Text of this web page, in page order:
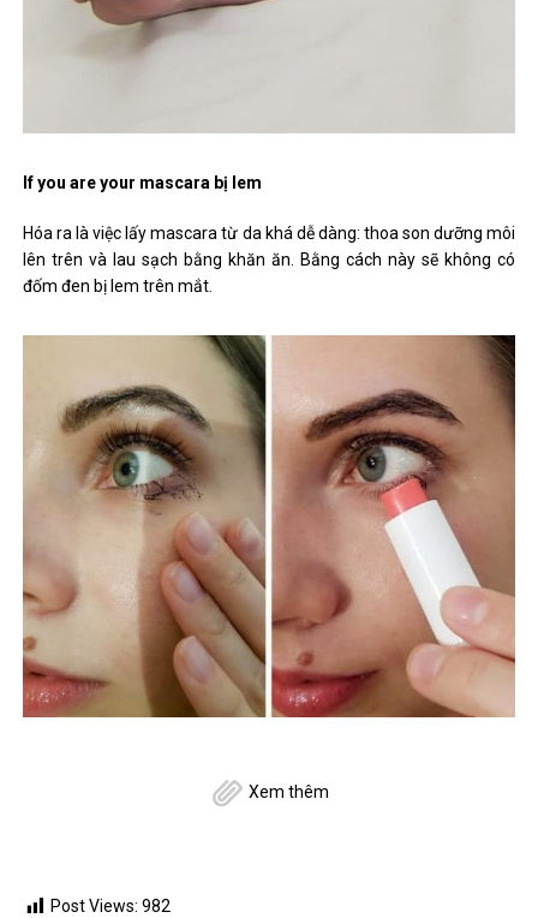
If you are your mascara bị lem
Hóa ra là việc lấy mascara từ da khá dễ dàng: thoa son dưỡng môi
lên trên và lau sạch bằng khăn ăn. Bằng cách này sẽ không có
đốm đen bị lem trên mắt.
Xem thêm
Post Views: 982